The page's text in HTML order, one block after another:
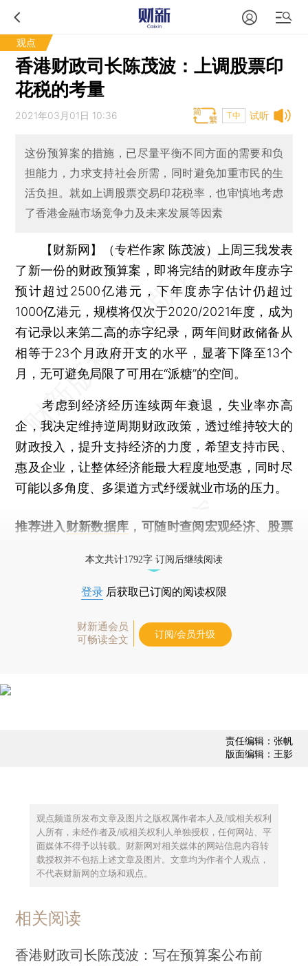
观点
香港财政司长陈茂波：上调股票印
花税的考量
试听
2021年03月01日 10:36 T中
这份预算案的措施，已尽量平衡不同方面的需要和负
担能力，力求支持社会所需，同时避免加重市民的生
活负担。就如上调股票交易印花税率，也审慎地考虑
了香港金融市场竞争力及未来发展等因素
【财新网】（专栏作家 陈茂波）
上周三我发表
了新一份的财政预算案，即将完结的财政年度赤字
预计超过2500亿港元，下年度赤字估计仍超过
1000亿港元，规模将仅次于2020/2021年度，成为
有记录以来第二高的赤字纪录，两年间财政储备从
相等于23个月政府开支的水平，显著下降至13个
月，无可避免局限了可用在“派糖”的空间。
考虑到经济经历连续两年衰退，失业率亦高
企，我决定维持逆周期财政政策，透过维持较大的
财政投入，提升支持经济的力度，希望支持市民、
惠及企业，让整体经济能最大程度地受惠，同时尽
可能以多角度、多渠道方式纾缓就业市场的压力。
推荐进入 财新数据库 ，可随时查阅宏观经济、股票
本文共计1792字 订阅后继续阅读
登录 后获取已订阅的阅读权限
财新通会员
可畅读全文
订阅/会员升级
责任编辑：张帆
版面编辑：王影
观点频道所发布文章及图片之版权属作者本人及/或相关权利
人所有，未经作者及/或相关权利人单独授权，任何网站、平
面媒体不得予以转载。财新网对相关媒体的网站信息内容转
载授权并不包括上述文章及图片。文章均为作者个人观点，
不代表财新网的立场和观点。
相关阅读
香港财政司长陈茂波：写在预算案公布前